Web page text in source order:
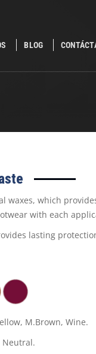
BLOG
waxes, which
with each
lasting
M.Brown, Wine.
Neutral.